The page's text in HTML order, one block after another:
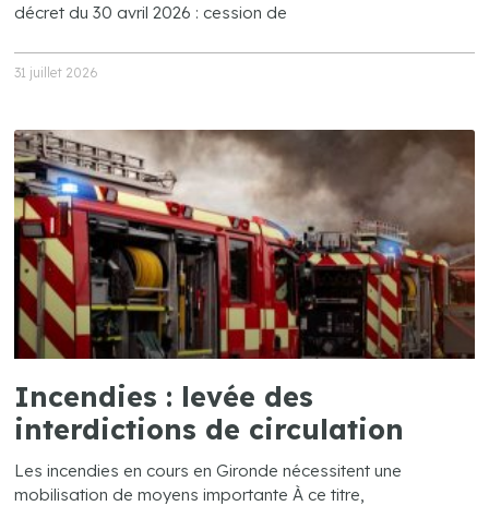
décret du 30 avril 2026 : cession de
31 juillet 2026
Incendies : levée des
interdictions de circulation
Les incendies en cours en Gironde nécessitent une
mobilisation de moyens importante À ce titre,